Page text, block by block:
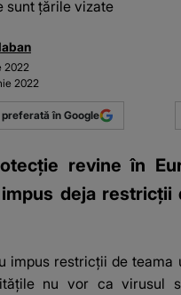
sunt țările vizate
2022
2022
în Google
revine în
deja restricții
impus restricții de teama
nu vor ca virusul